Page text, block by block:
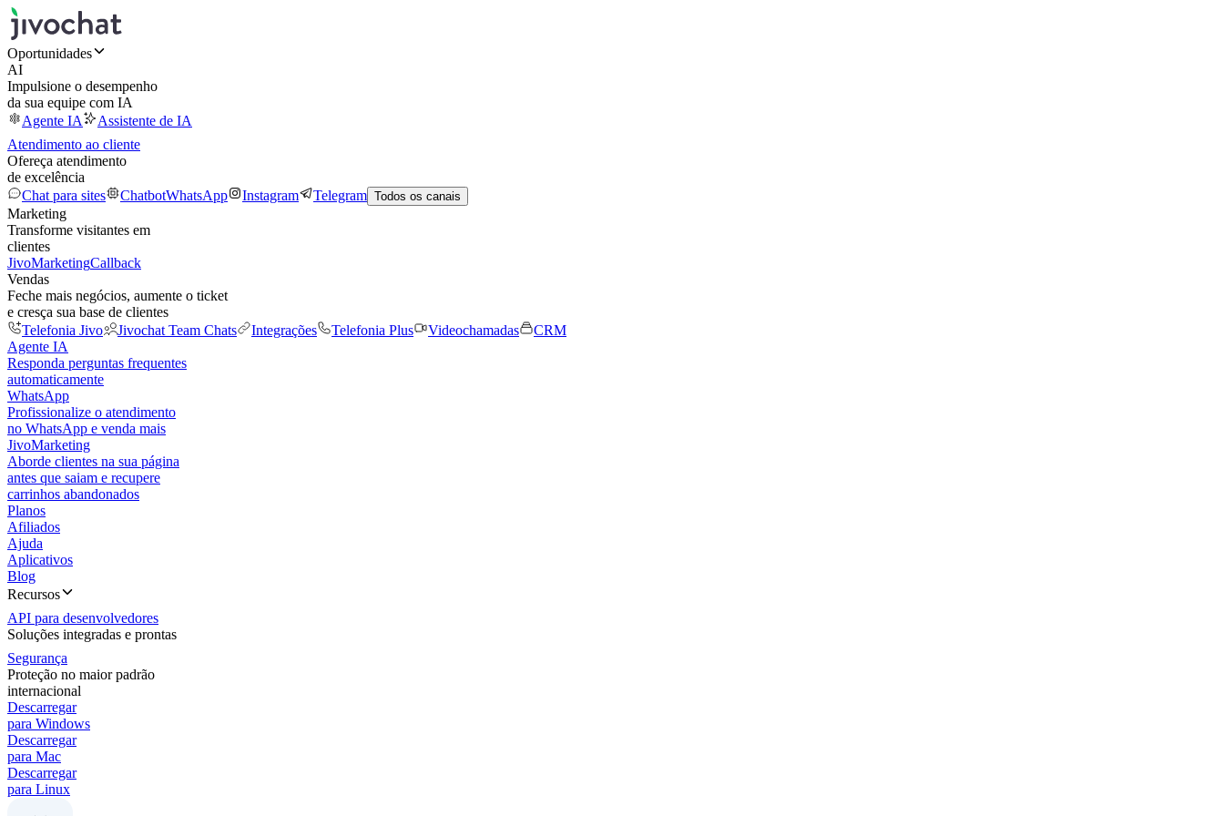
Oportunidades
AI
Impulsione o desempenho
da sua equipe com IA
Agente IA
Assistente de IA
Atendimento ao cliente
Ofereça atendimento
de excelência
Chat para sites
ChatbotWhatsApp Instagram Telegram Todos os canais
Marketing
Transforme visitantes em
clientes
JivoMarketingCallback
Vendas
Feche mais negócios, aumente o ticket
e cresça sua base de clientes
Telefonia Jivo
Jivochat Team Chats Integrações Telefonia Plus Videochamadas
CRM
Agente IA
Responda perguntas frequentes
automaticamente
WhatsApp
Profissionalize o atendimento
no WhatsApp e venda mais
JivoMarketing
Aborde clientes na sua página
antes que saiam e recupere
carrinhos abandonados
Planos
Afiliados
Ajuda
Aplicativos
Blog
Recursos
API para desenvolvedores
Soluções integradas e prontas
Segurança
Proteção no maior padrão
internacional
Descarregar
para Windows
Descarregar
para Mac
Descarregar
para Linux